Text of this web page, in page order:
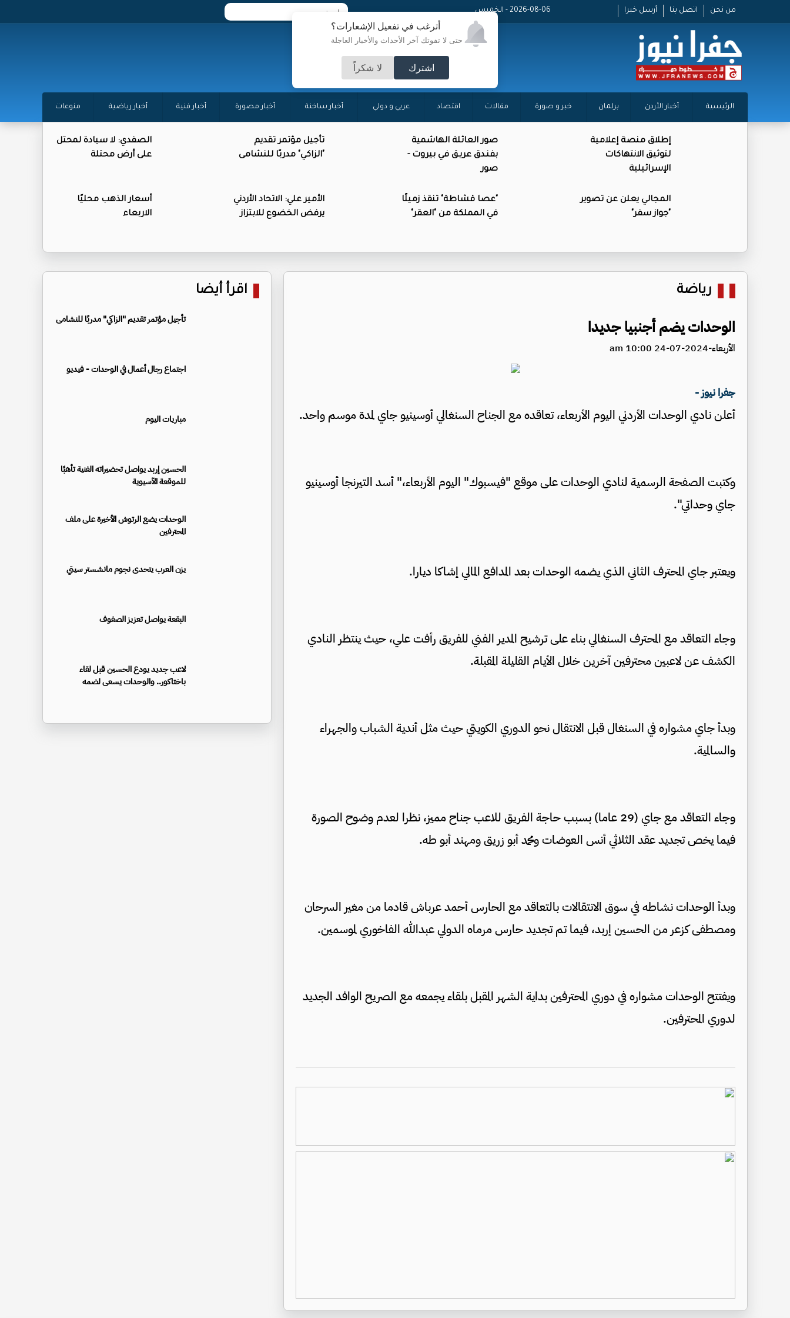
أترغب في تفعيل الإشعارات؟
حتى لا تفوتك آخر الأحداث والأخبار العاجلة
اشترك لا شكراً
من نحن اتصل بنا أرسل خبرا 2026-08-06 - الخميس
الرئيسية أخبار الأردن برلمان خبر و صورة مقالات اقتصاد عربي و دولي أخبار ساخنة أخبار مصورة أخبار فنية أخبار رياضية منوعات
إطلاق منصة إعلامية
لتوثيق الانتهاكات
الإسرائيلية
صور العائلة الهاشمية
بفنـدق عريـق في بيروت -
صور
تأجيل مؤتمر تقديم
"الزاكي" مدربًا للنشامى
الصفدي: لا سيادة لمحتل
على أرض محتلة
المجالي يعلن عن تصوير
"جواز سفر"
"عصا قشاطة" تنقذ زميلًا
في المملكة من "العقر"
الأمير علي: الاتحاد الأردني
يرفض الخضوع للابتزاز
أسعار الذهب محليًا
الاربعاء
رياضة
الوحدات يضم أجنبيا جديدا
الأربعاء-2024-07-24 10:00 am
جفرا نيوز -
أعلن نادي الوحدات الأردني اليوم الأربعاء، تعاقده مع الجناح السنغالي أوسينيو جاي لمدة موسم واحد.
وكتبت الصفحة الرسمية لنادي الوحدات على موقع "فيسبوك" اليوم الأربعاء،" أسد التيرنجا أوسينيو
جاي وحداتي".
ويعتبر جاي المحترف الثاني الذي يضمه الوحدات بعد المدافع المالي إشاكا ديارا.
وجاء التعاقد مع المحترف السنغالي بناء على ترشيح المدير الفني للفريق رأفت علي، حيث ينتظر النادي
الكشف عن لاعبين محترفين آخرين خلال الأيام القليلة المقبلة.
وبدأ جاي مشواره في السنغال قبل الانتقال نحو الدوري الكويتي حيث مثل أندية الشباب والجهراء
والسالمية.
وجاء التعاقد مع جاي (29 عاما) بسبب حاجة الفريق للاعب جناح مميز، نظرا لعدم وضوح الصورة
فيما يخص تجديد عقد الثلاثي أنس العوضات ومحمد أبو زريق ومهند أبو طه.
وبدأ الوحدات نشاطه في سوق الانتقالات بالتعاقد مع الحارس أحمد عرباش قادما من مغير السرحان
ومصطفى كزعر من الحسين إربد، فيما تم تجديد حارس مرماه الدولي عبدالله الفاخوري لموسمين.
ويفتتح الوحدات مشواره في دوري المحترفين بداية الشهر المقبل بلقاء يجمعه مع الصريح الوافد الجديد
لدوري المحترفين.
اقرأ أيضا
تأجيل مؤتمر تقديم "الزاكي" مدربًا للنشامى
اجتماع رجال أعمال في الوحدات - فيديو
مباريات اليوم
الحسين إربد يواصل تحضيراته الفنية تأهبًا
للموقعة الآسيوية
الوحدات يضع الرتوش الأخيرة على ملف
المحترفين
يزن العرب يتحدى نجوم مانشستر سيتي
البقعة يواصل تعزيز الصفوف
لاعب جديد يودع الحسين قبل لقاء
باختاكور.. والوحدات يسعى لضمه